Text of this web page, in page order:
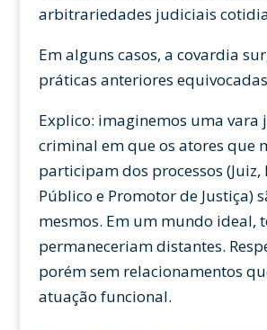
arbitrariedades judiciais
Em alguns casos, a covardia
práticas anteriores
Explico: imaginemos uma vara
criminal em que os atores que
participam dos processos (Juiz,
Público e Promotor de Justiça)
mesmos. Em um mundo ideal,
permaneceriam distantes.
porém sem relacionamentos
atuação funcional.